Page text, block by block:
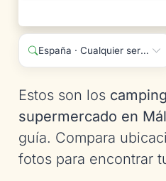
España · Cualquier servicio
Estos son los
supermercado en
guía. Compara
fotos para encontrar